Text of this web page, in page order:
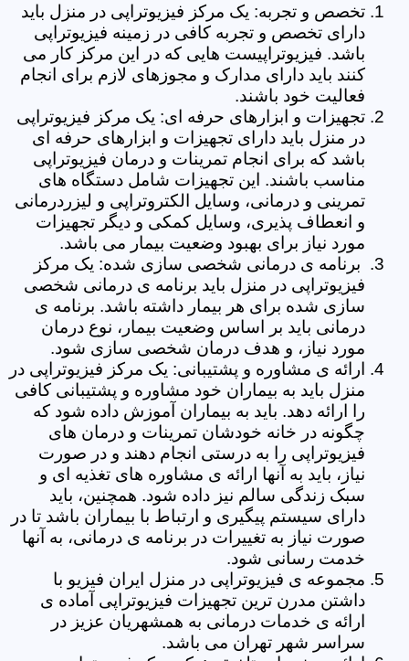
تخصص و تجربه: یک مرکز فیزیوتراپی در منزل باید
دارای تخصص و تجربه کافی در زمینه فیزیوتراپی
باشد. فیزیوتراپیست هایی که در این مرکز کار می
کنند باید دارای مدارک و مجوزهای لازم برای انجام
فعالیت خود باشند.
تجهیزات و ابزارهای حرفه ای: یک مرکز فیزیوتراپی
در منزل باید دارای تجهیزات و ابزارهای حرفه ای
باشد که برای انجام تمرینات و درمان فیزیوتراپی
مناسب باشند. این تجهیزات شامل دستگاه های
تمرینی و درمانی، وسایل الکتروتراپی و لیزردرمانی
و انعطاف پذیری، وسایل کمکی و دیگر تجهیزات
مورد نیاز برای بهبود وضعیت بیمار می باشد.
برنامه ی درمانی شخصی سازی شده: یک مرکز
فیزیوتراپی در منزل باید برنامه ی درمانی شخصی
سازی شده برای هر بیمار داشته باشد. برنامه ی
درمانی باید بر اساس وضعیت بیمار، نوع درمان
مورد نیاز، و هدف درمان شخصی سازی شود.
ارائه ی مشاوره و پشتیبانی: یک مرکز فیزیوتراپی در
منزل باید به بیماران خود مشاوره و پشتیبانی کافی
را ارائه دهد. باید به بیماران آموزش داده شود که
چگونه در خانه خودشان تمرینات و درمان های
فیزیوتراپی را به درستی انجام دهند و در صورت
نیاز، باید به آنها ارائه ی مشاوره های تغذیه ای و
سبک زندگی سالم نیز داده شود. همچنین، باید
دارای سیستم پیگیری و ارتباط با بیماران باشد تا در
صورت نیاز به تغییرات در برنامه ی درمانی، به آنها
خدمت رسانی شود.
مجموعه ی فیزیوتراپی در منزل ایران فیزیو با
داشتن مدرن ترین تجهیزات فیزیوتراپی آماده ی
ارائه ی خدمات درمانی به همشهریان عزیز در
سراسر شهر تهران می باشد.